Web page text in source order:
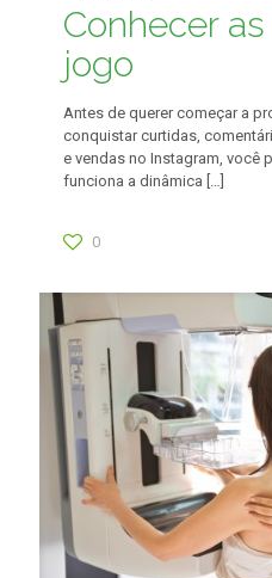
Conhecer
jogo
Antes de querer começar a
conquistar curtidas,
e vendas no Instagram, você
funciona a dinâmica […]
0